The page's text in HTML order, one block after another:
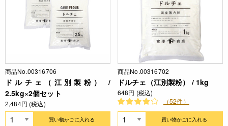
商品No.00316706
ドルチェ（江別製粉） /
2.5kg×2個セット
2,484円 (税込)
買い物かごに入れる
商品No.00316702
ドルチェ（江別製粉） / 1kg
648円 (税込)
（52件）
買い物かごに入れる